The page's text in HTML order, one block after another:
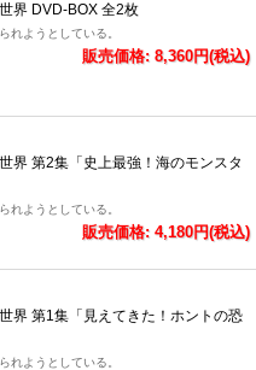
界 DVD-BOX 全2枚
れようとしている。
販売価格: 8,360円(税込)
界 第2集「史上最強！海のモンスタ
れようとしている。
販売価格: 4,180円(税込)
界 第1集「見えてきた！ホントの恐
れようとしている。